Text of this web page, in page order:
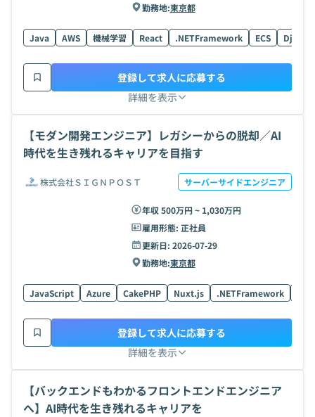
勤務地:東京都
Java AWS 機械学習 React .NETFramework ECS Django
詳細を表示
登録して求人に応募する
【モダン開発エンジニア】レガシーからの脱却／AI
時代を生き残れるキャリアを目指す
株式会社ＳＩＧＮＰＯＳＴ サーバーサイドエンジニア
年収 500万円 ~ 1,030万円
雇用形態: 正社員
更新日: 2026-07-29
勤務地:東京都
JavaScript Azure CakePHP Nuxt.js .NETFramework
詳細を表示
登録して求人に応募する
【バックエンドもわかるフロントエンドエンジニア
へ】AI時代を生き残れるキャリアを